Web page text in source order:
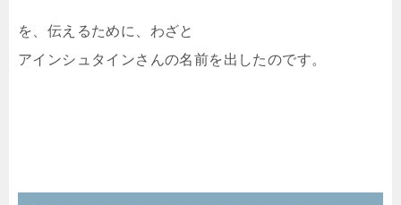
を、伝えるために、わざと
アインシュタインさんの名前を出したのです。